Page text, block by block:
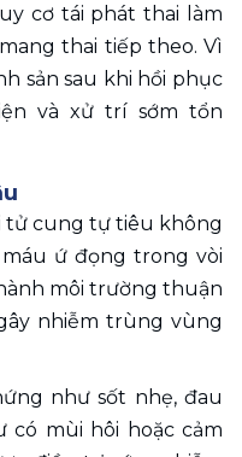
cơ tái phát thai làm
thai tiếp theo. Vì
sản sau khi hồi phục
và xử trí sớm tổn
tử cung tự tiêu không
ứ đọng trong vòi
môi trường thuận
nhiễm trùng vùng
như sốt nhẹ, đau
có mùi hôi hoặc cảm